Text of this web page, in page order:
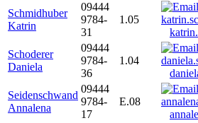
Schmidhuber
Katrin
09444
9784-
31
1.05
Schoderer
Daniela
09444
9784-
36
1.04
Seidenschwand
Annalena
09444
9784-
17
E.08